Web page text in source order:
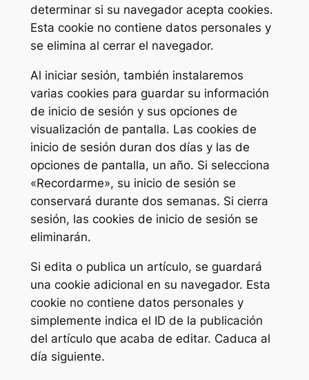
determinar si su navegador acepta cookies.
Esta cookie no contiene datos personales y
se elimina al cerrar el navegador.
Al iniciar sesión, también instalaremos
varias cookies para guardar su información
de inicio de sesión y sus opciones de
visualización de pantalla. Las cookies de
inicio de sesión duran dos días y las de
opciones de pantalla, un año. Si selecciona
«Recordarme», su inicio de sesión se
conservará durante dos semanas. Si cierra
sesión, las cookies de inicio de sesión se
eliminarán.
Si edita o publica un artículo, se guardará
una cookie adicional en su navegador. Esta
cookie no contiene datos personales y
simplemente indica el ID de la publicación
del artículo que acaba de editar. Caduca al
día siguiente.